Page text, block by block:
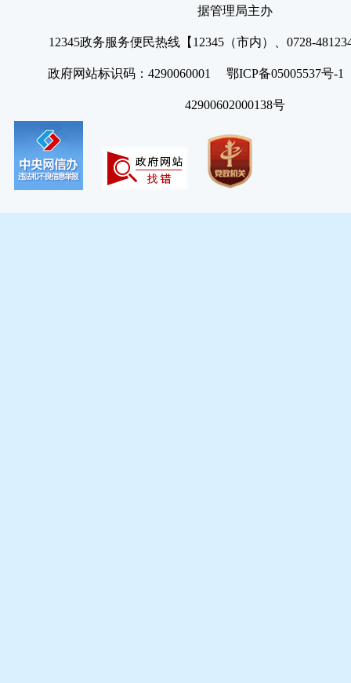
据管理局主办
12345政务服务便民热线【12345（市内）、0728-
政府网站标识码：4290060001 鄂ICP备05005537号
42900602000138号